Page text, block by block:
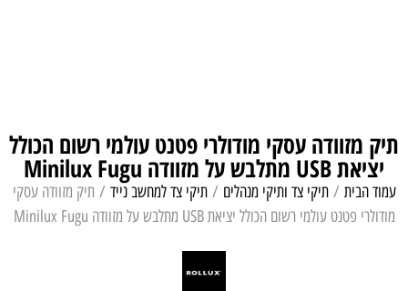
תיק מזוודה עסקי מודולרי פטנט עולמי רשום הכולל
יציאת USB מתלבש על מזוודה Minilux Fugu
עמוד הבית /תיקי צד ותיקי מנהלים /תיקי צד למחשב נייד / תיק מזוודה עסקי
מודולרי פטנט עולמי רשום הכולל יציאת USB מתלבש על מזוודה Minilux Fugu